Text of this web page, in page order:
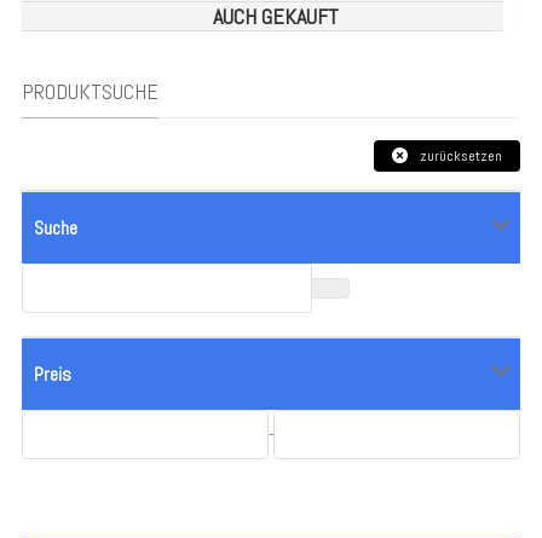
AUCH GEKAUFT
PRODUKTSUCHE
zurücksetzen
Suche
Preis
-